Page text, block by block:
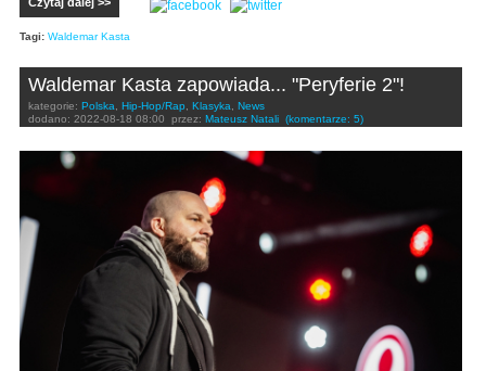
Tagi: Waldemar Kasta
Waldemar Kasta zapowiada... "Peryferie 2"!
kategorie: Polska Hip-Hop/Rap Klasyka
News
dodano: 2022-08-18 08:00 przez: Mateusz Natali (komentarze: 5)